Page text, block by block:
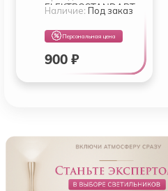
ELEKTROSTANDART
Наличие: Под заказ
Персональная цена
900 ₽